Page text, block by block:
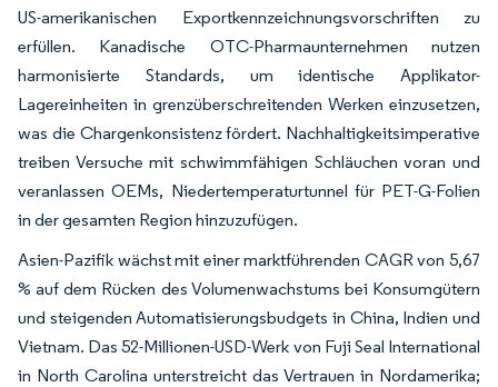
US-amerikanischen Exportkennzeichnungsvorschriften zu
erfüllen. Kanadische OTC-Pharmaunternehmen nutzen
harmonisierte Standards, um identische Applikator-
Lagereinheiten in grenzüberschreitenden Werken einzusetzen,
was die Chargenkonsistenz fördert. Nachhaltigkeitsimperative
treiben Versuche mit schwimmfähigen Schläuchen voran und
veranlassen OEMs, Niedertemperaturtunnel für PET-G-Folien
in der gesamten Region hinzuzufügen.
Asien-Pazifik wächst mit einer marktführenden CAGR von 5,67
% auf dem Rücken des Volumenwachstums bei Konsumgütern
und steigenden Automatisierungsbudgets in China, Indien und
Vietnam. Das 52-Millionen-USD-Werk von Fuji Seal International
in North Carolina unterstreicht das Vertrauen in Nordamerika;